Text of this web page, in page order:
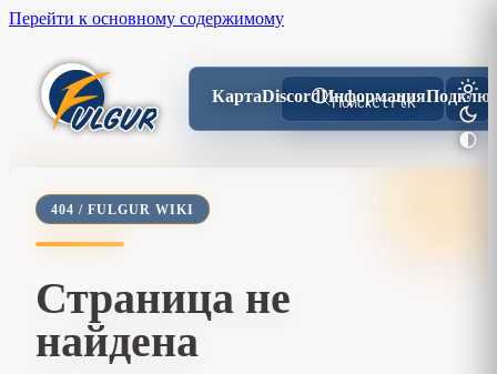
Перейти к основному содержимому
КартаDiscordИнформация
ПоискCtrlK
404 / FULGUR WIKI
Страница не
найдена